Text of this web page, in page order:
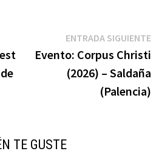
ENTRADA SIGUIENTE
Evento: Corpus Christi
(2026) – Saldaña
(Palencia)
TE GUSTE